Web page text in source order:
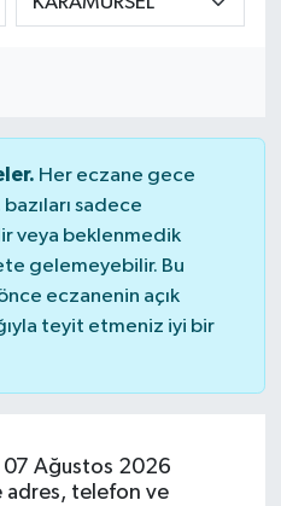
Her eczane gece
sadece
veya beklenmedik
gelemeyebilir. Bu
eczanenin açık
teyit etmeniz iyi bir
07 Ağustos 2026
adres, telefon ve